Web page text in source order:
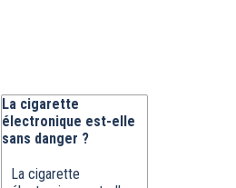
Sauter le bloc La cigarette
La cigarette
électronique est-elle
sans danger ?
La cigarette